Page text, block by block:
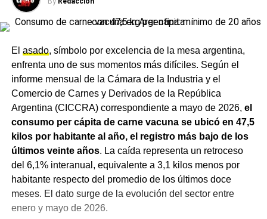
El asado, símbolo por excelencia de la mesa argentina,
enfrenta uno de sus momentos más difíciles. Según el
informe mensual de la Cámara de la Industria y el
Comercio de Carnes y Derivados de la República
Argentina (CICCRA) correspondiente a mayo de 2026, el
consumo per cápita de carne vacuna se ubicó en 47,5
kilos por habitante al año, el registro más bajo de los
últimos veinte años. La caída representa un retroceso
del 6,1% interanual, equivalente a 3,1 kilos menos por
habitante respecto del promedio de los últimos doce
meses. El dato surge de la evolución del sector entre
enero y mayo de 2026.